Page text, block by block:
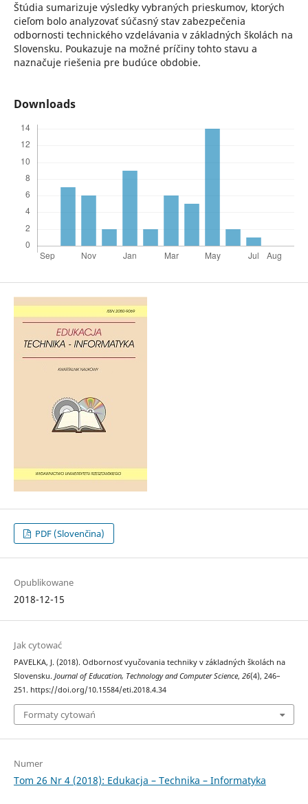
Štúdia sumarizuje výsledky vybraných prieskumov, ktorých
cieľom bolo analyzovať súčasný stav zabezpečenia
odbornosti technického vzdelávania v základných školách na
Slovensku. Poukazuje na možné príčiny tohto stavu a
naznačuje riešenia pre budúce obdobie.
Downloads
PDF (Slovenčina)
Opublikowane
2018-12-15
Jak cytować
PAVELKA, J. (2018). Odbornosť vyučovania techniky v základných školách na
Slovensku. Journal of Education, Technology and Computer Science, 26(4), 246–
251. https://doi.org/10.15584/eti.2018.4.34
Formaty cytowań
Numer
Tom 26 Nr 4 (2018): Edukacja – Technika – Informatyka